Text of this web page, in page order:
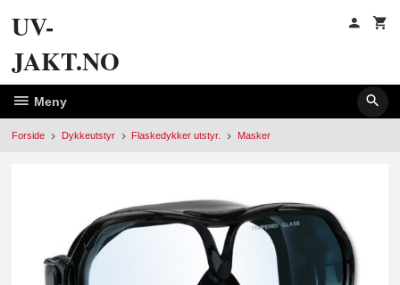
UV-
JAKT.NO
Meny
Forside Dykkeutstyr Flaskedykker utstyr. Masker